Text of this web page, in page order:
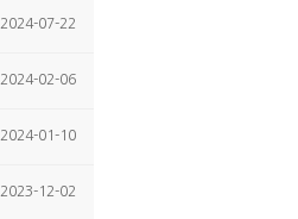
2024-07-22
2024-02-06
2024-01-10
2023-12-02